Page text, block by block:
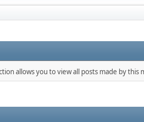
allows you to view all posts made by